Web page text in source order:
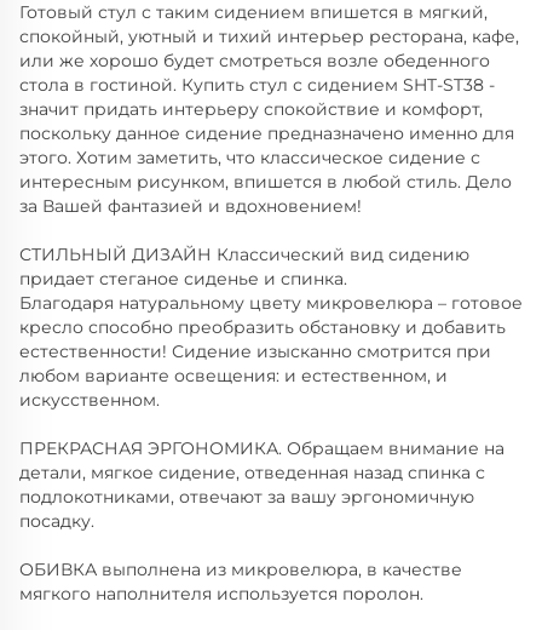
Готовый стул с таким сидением впишется в мягкий,
спокойный, уютный и тихий интерьер ресторана, кафе,
или же хорошо будет смотреться возле обеденного
стола в гостиной. Купить стул с сидением SHT-ST38 -
значит придать интерьеру спокойствие и комфорт,
поскольку данное сидение предназначено именно для
этого. Хотим заметить, что классическое сидение с
интересным рисунком, впишется в любой стиль. Дело
за Вашей фантазией и вдохновением!
СТИЛЬНЫЙ ДИЗАЙН Классический вид сидению
придает стеганое сиденье и спинка.
Благодаря натуральному цвету микровелюра – готовое
кресло способно преобразить обстановку и добавить
естественности! Сидение изысканно смотрится при
любом варианте освещения: и естественном, и
искусственном.
ПРЕКРАСНАЯ ЭРГОНОМИКА. Обращаем внимание на
детали, мягкое сидение, отведенная назад спинка с
подлокотниками, отвечают за вашу эргономичную
посадку.
ОБИВКА выполнена из микровелюра, в качестве
мягкого наполнителя используется поролон.